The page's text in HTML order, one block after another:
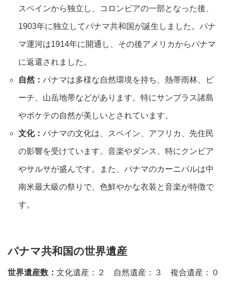
スペインから独立し、コロンビアの一部となった後、
1903年に独立してパナマ共和国が誕生しました。パナ
マ運河は1914年に開通し、その後アメリカからパナマ
に返還されました。
自然： パナマは多様な自然環境を持ち、熱帯雨林、ビ
ーチ、山岳地帯などがあります。特にサンブラス諸島
やボケテの自然が美しいとされています。
文化： パナマの文化は、スペイン、アフリカ、先住民
の影響を受けています。音楽やダンス、特にクンビア
やサルサが盛んです。また、パナマのカーニバルは中
南米最大級の祭りで、色鮮やかな衣装と音楽が特徴で
す。
パナマ共和国の世界遺産
世界遺産数： 文化遺産：２ 自然遺産：３ 複合遺産：０